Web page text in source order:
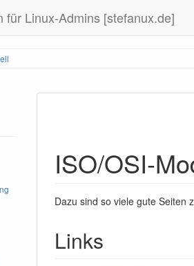
für Linux-Admins [stefanux.de]
ISO/OSI-
Dazu sind so viele gute Seiten
Links